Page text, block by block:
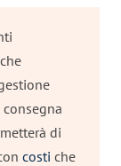
di
costi che